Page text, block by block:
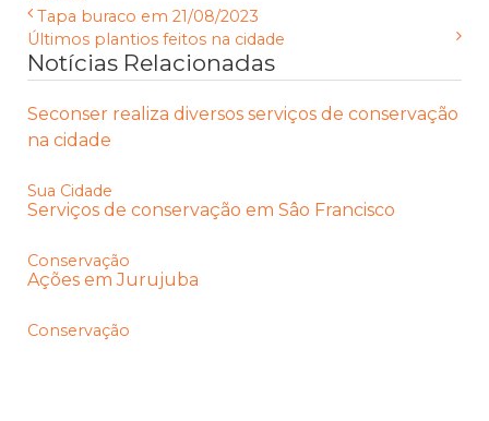
Tapa buraco em 21/08/2023
Últimos plantios feitos na cidade
Notícias Relacionadas
Seconser realiza diversos serviços de conservação
na cidade
Sua Cidade
Serviços de conservação em Sâo Francisco
Conservação
Ações em Jurujuba
Conservação